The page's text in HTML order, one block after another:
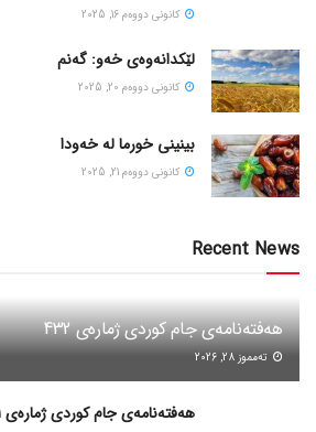
كانونی دووه‌م 16, 2025
لێکدانەوەی خەو: گەنم
كانونی دووه‌م 20, 2025
بینینی خورما لە خەودا
كانونی دووه‌م 21, 2025
Recent News
هەفتەنامەی جام کوردی ژمارەی 432
ته‌مموز 28, 2026
هەفتەنامەی جام کوردی ژمارەی 431